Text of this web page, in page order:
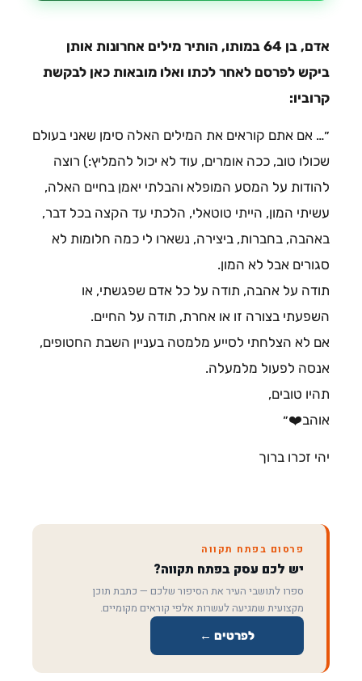
אדם, בן 64 במותו, הותיר מילים אחרונות אותן
ביקש לפרסם לאחר לכתו ואלו מובאות כאן לבקשת
קרוביו:
״… אם אתם קוראים את המילים האלה סימן שאני בעולם
שכולו טוב, ככה אומרים, עוד לא יכול להמליץ:) רוצה
להודות על המסע המופלא והבלתי יאמן בחיים האלה,
עשיתי המון, הייתי טוטאלי, הלכתי עד הקצה בכל דבר,
באהבה, בחברות, ביצירה, נשארו לי כמה חלומות לא
סגורים אבל לא המון.
תודה על אהבה, תודה על כל אדם שפגשתי, או
השפעתי בצורה זו או אחרת, תודה על החיים.
אם לא הצלחתי לסייע מלמטה בעניין השבת החטופים,
אנסה לפעול מלמעלה.
תהיו טובים,
אוהב❤️״
יהי זכרו ברוך
פרסום בפתח תקווה
יש לכם עסק בפתח תקווה?
ספרו לתושבי העיר את הסיפור שלכם — כתבת תוכן
מקצועית שמגיעה לעשרות אלפי קוראים מקומיים.
לפרטים ←